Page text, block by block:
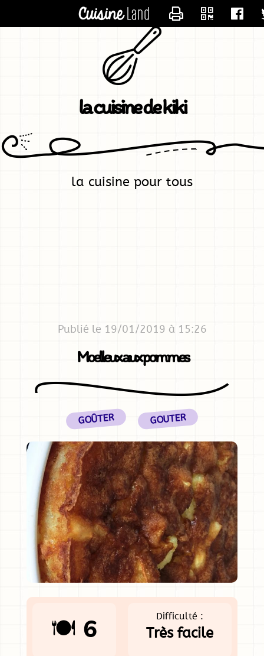
la cuisine de kiki
la cuisine pour tous
Publié le 19/01/2019 à 15:26
Moelleux aux pommes
GOÛTER GOUTER
🍽️ 6
Difficulté :
Très facile
CONTACTER